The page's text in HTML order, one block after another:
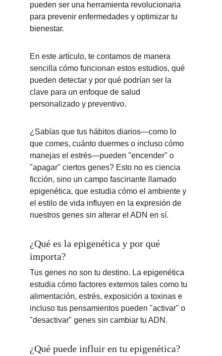
pueden ser una herramienta revolucionaria
para prevenir enfermedades y optimizar tu
bienestar.
En este artículo, te contamos de manera
sencilla cómo funcionan estos estudios, qué
pueden detectar y por qué podrían ser la
clave para un enfoque de salud
personalizado y preventivo.
¿Sabías que tus hábitos diarios—como lo
que comes, cuánto duermes o incluso cómo
manejas el estrés—pueden "encender" o
"apagar" ciertos genes? Esto no es ciencia
ficción, sino un campo fascinante llamado
epigenética, que estudia cómo el ambiente y
el estilo de vida influyen en la expresión de
nuestros genes sin alterar el ADN en sí.
¿Qué es la epigenética y por qué
importa?
Tus genes no son tu destino. La epigenética
estudia cómo factores externos tales como tu
alimentación, estrés, exposición a toxinas e
incluso tus pensamientos pueden "activar" o
"desactivar" genes sin cambiar tu ADN.
¿Qué puede influir en tu epigenética?